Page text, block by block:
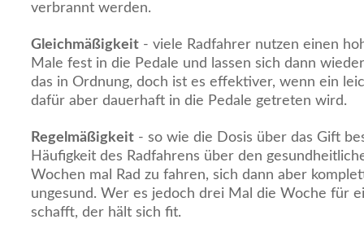
verbrannt werden.
Gleichmäßigkeit - viele Radfahrer nutzen einen
Male fest in die Pedale und lassen sich dann
das in Ordnung, doch ist es effektiver, wenn ein
dafür aber dauerhaft in die Pedale getreten wird.
Regelmäßigkeit - so wie die Dosis über das Gift
Häufigkeit des Radfahrens über den
Wochen mal Rad zu fahren, sich dann aber
ungesund. Wer es jedoch drei Mal die Woche für
schafft, der hält sich fit.